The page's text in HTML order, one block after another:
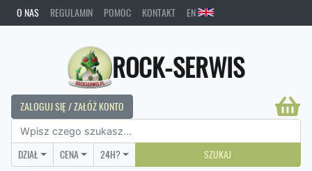
O NAS REGULAMIN POMOC KONTAKT EN
ROCK-SERWIS
ZALOGUJ SIĘ / ZAŁÓŻ KONTO
DZIAŁ CENA 24H? SZUKAJ